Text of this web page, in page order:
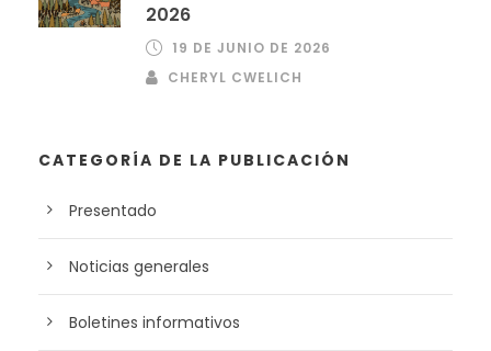
2026
19 DE JUNIO DE 2026
CHERYL CWELICH
CATEGORÍA DE LA PUBLICACIÓN
Presentado
Noticias generales
Boletines informativos